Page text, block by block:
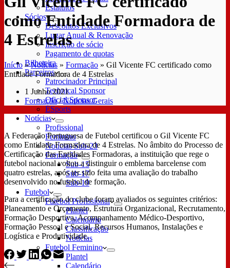
Estatutos
Sócios
Descontos Exclusivos
Lugar Anual & Renovação
Inscrição de sócio
Pagamento de quotas
Bilheteira
Parceiros
Patrocinador Principal
Technical Sponsor
Oficial Sponsor
ESports
Notícias
Profissional
Feminino
Notícias Sub-23
Formação
Sub-15
Sub-17
Sub-19
Futebol
Futebol Profissional
Plantel
Calendário
Classificação
Notícias
Futebol Feminino
Plantel
Calendário
como Entidade Formadora de
4 Estrelas
Início »Notícias » Formação » Gil Vicente FC certificado como
Entidade Formadora de 4 Estrelas
1 Junho 2021
Formação/Notícias Gerais
A Federação Portuguesa de Futebol certificou o Gil Vicente FC
como Entidade Formadora de 4 Estrelas. No âmbito do Processo de
Certificação das Entidades Formadoras, a instituição que rege o
futebol nacional voltou a distinguir o emblema barcelense com
quatro estrelas, após ter sido feita uma avaliação do trabalho
desenvolvido no futebol de formação.
Para a certificação do clube foram avaliados os seguintes critérios:
Planeamento e Orçamento, Estrutura Organizacional, Recrutamento,
Formação Desportiva, Acompanhamento Médico-Desportivo,
Formação Pessoal e Social, Recursos Humanos, Instalações e
Logística e Produtividade.